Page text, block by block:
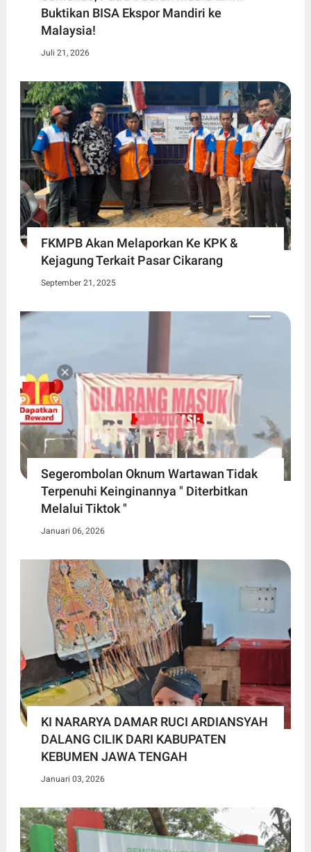
Buktikan BISA Ekspor Mandiri ke
Malaysia!
Juli 21, 2026
FKMPB Akan Melaporkan Ke KPK &
Kejagung Terkait Pasar Cikarang
September 21, 2025
Segerombolan Oknum Wartawan Tidak
Terpenuhi Keinginannya " Diterbitkan
Melalui Tiktok "
Januari 06, 2026
KI NARARYA DAMAR RUCI ARDIANSYAH
DALANG CILIK DARI KABUPATEN
KEBUMEN JAWA TENGAH
Januari 03, 2026